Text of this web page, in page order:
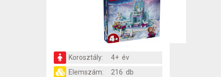
Korosztály:
4+ év
Elemszám:
216 db